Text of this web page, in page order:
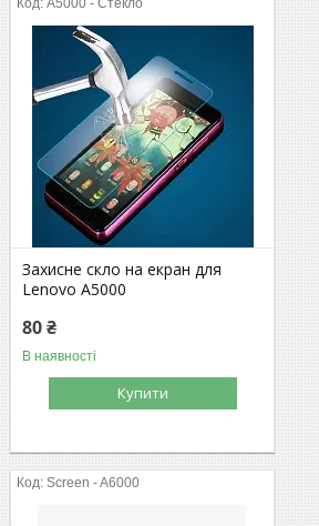
A5000 - Стекло
Захисне скло на екран для
Lenovo A5000
80 ₴
В наявності
Купити
Screen - A6000